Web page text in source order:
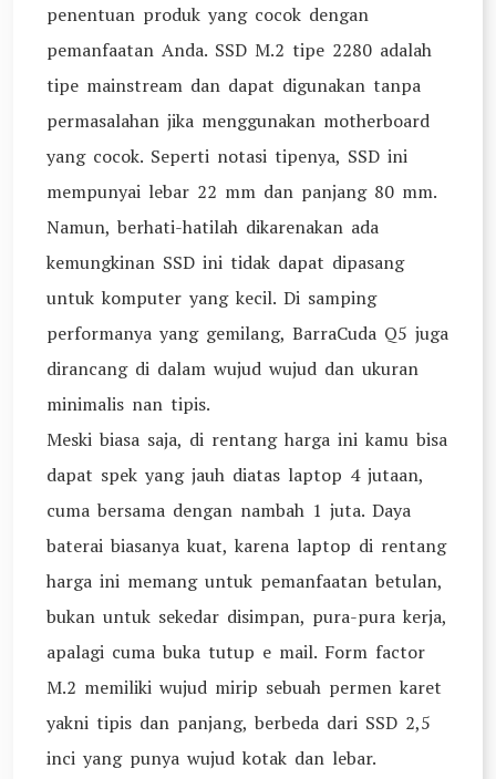
penentuan produk yang cocok dengan
pemanfaatan Anda. SSD M.2 tipe 2280 adalah
tipe mainstream dan dapat digunakan tanpa
permasalahan jika menggunakan motherboard
yang cocok. Seperti notasi tipenya, SSD ini
mempunyai lebar 22 mm dan panjang 80 mm.
Namun, berhati-hatilah dikarenakan ada
kemungkinan SSD ini tidak dapat dipasang
untuk komputer yang kecil. Di samping
performanya yang gemilang, BarraCuda Q5 juga
dirancang di dalam wujud wujud dan ukuran
minimalis nan tipis.
Meski biasa saja, di rentang harga ini kamu bisa
dapat spek yang jauh diatas laptop 4 jutaan,
cuma bersama dengan nambah 1 juta. Daya
baterai biasanya kuat, karena laptop di rentang
harga ini memang untuk pemanfaatan betulan,
bukan untuk sekedar disimpan, pura-pura kerja,
apalagi cuma buka tutup e mail. Form factor
M.2 memiliki wujud mirip sebuah permen karet
yakni tipis dan panjang, berbeda dari SSD 2,5
inci yang punya wujud kotak dan lebar.